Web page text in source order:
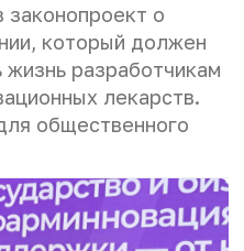
законопроект о
который должен
разработчикам
лекарств.
общественного